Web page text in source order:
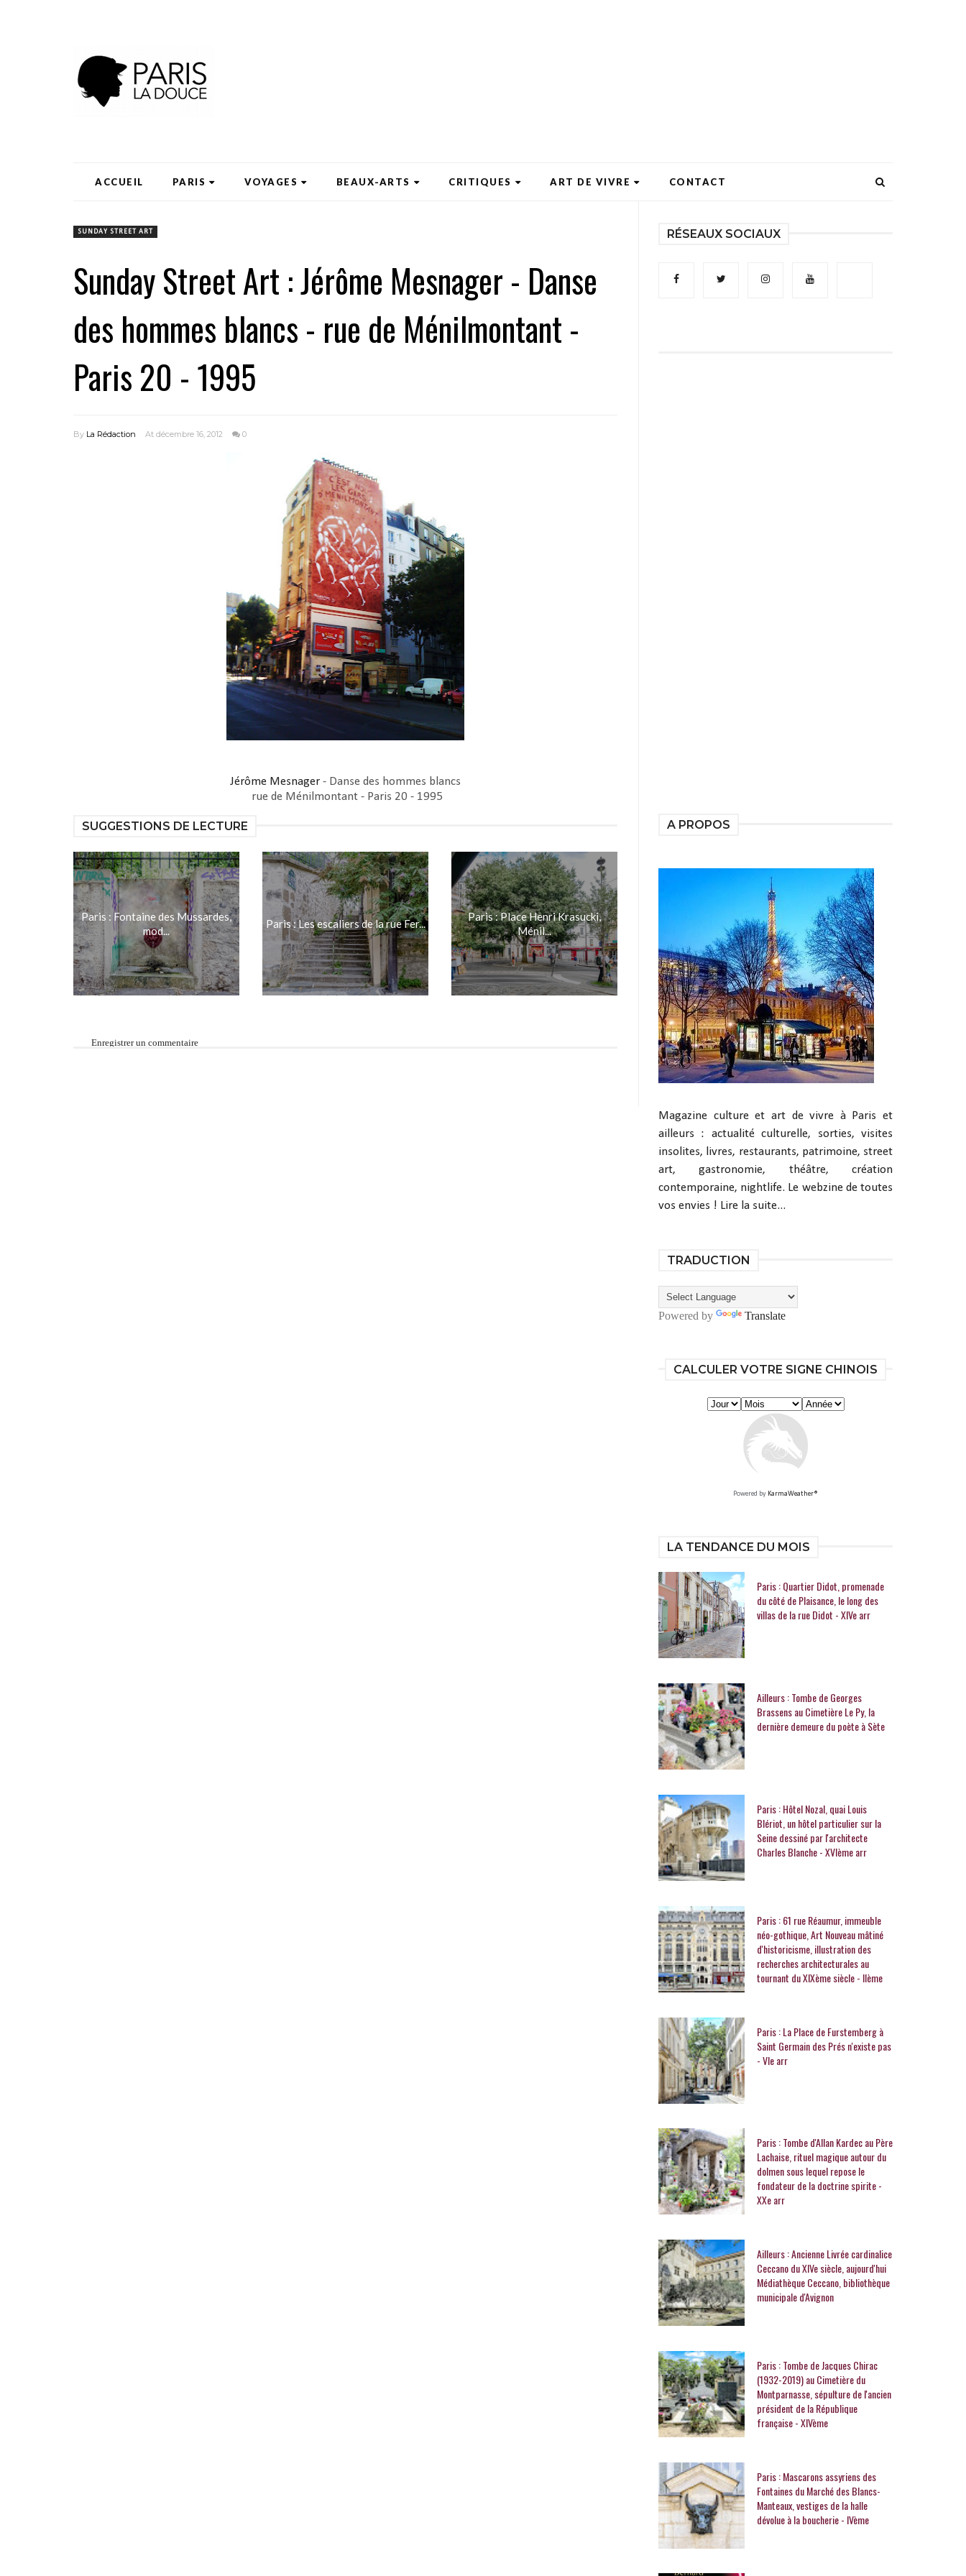
ACCUEIL PARIS VOYAGES BEAUX-ARTS CRITIQUES ART DE VIVRE CONTACT
SUNDAY STREET ART
Sunday Street Art : Jérôme Mesnager - Danse
des hommes blancs - rue de Ménilmontant -
Paris 20 - 1995
By La Rédaction At décembre 16, 2012 0
Jérôme Mesnager - Danse des hommes blancs
rue de Ménilmontant - Paris 20 - 1995
SUGGESTIONS DE LECTURE
Paris : Fontaine des Mussardes,
mod...
Paris : Les escaliers de la rue Fer...
Paris : Place Henri Krasucki,
Ménil...
Enregistrer un commentaire
RÉSEAUX SOCIAUX
A PROPOS
Magazine culture et art de vivre à Paris et
ailleurs : actualité culturelle, sorties, visites
insolites, livres, restaurants, patrimoine, street
art, gastronomie, théâtre, création
contemporaine, nightlife. Le webzine de toutes
vos envies ! Lire la suite...
TRADUCTION
Powered by Translate
CALCULER VOTRE SIGNE CHINOIS
Powered by KarmaWeather®
LA TENDANCE DU MOIS
Paris : Quartier Didot, promenade
du côté de Plaisance, le long des
villas de la rue Didot - XIVe arr
Ailleurs : Tombe de Georges
Brassens au Cimetière Le Py, la
dernière demeure du poète à Sète
Paris : Hôtel Nozal, quai Louis
Blériot, un hôtel particulier sur la
Seine dessiné par l'architecte
Charles Blanche - XVIème arr
Paris : 61 rue Réaumur, immeuble
néo-gothique, Art Nouveau mâtiné
d'historicisme, illustration des
recherches architecturales au
tournant du XIXème siècle - IIème
Paris : La Place de Furstemberg à
Saint Germain des Prés n'existe pas
- VIe arr
Paris : Tombe d'Allan Kardec au Père
Lachaise, rituel magique autour du
dolmen sous lequel repose le
fondateur de la doctrine spirite -
XXe arr
Ailleurs : Ancienne Livrée cardinalice
Ceccano du XIVe siècle, aujourd'hui
Médiathèque Ceccano, bibliothèque
municipale d'Avignon
Paris : Tombe de Jacques Chirac
(1932-2019) au Cimetière du
Montparnasse, sépulture de l'ancien
président de la République
française - XIVème
Paris : Mascarons assyriens des
Fontaines du Marché des Blancs-
Manteaux, vestiges de la halle
dévolue à la boucherie - IVème